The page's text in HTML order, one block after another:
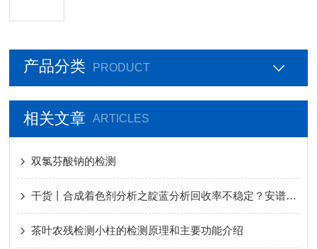
产品分类 PRODUCT
相关文章 ARTICLES
双氯芬酸钠的检测
干货丨合成着色剂分析之靛蓝分析回收率不稳定？安谱实验带你揭秘真相！
茶叶农残检测小柱的检测原理和主要功能介绍